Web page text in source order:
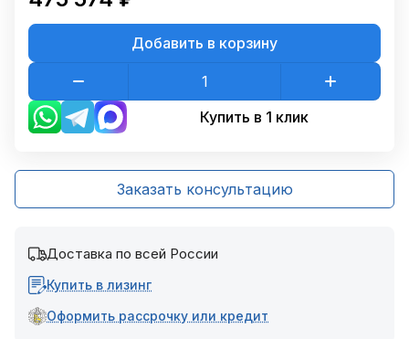
Добавить в корзину
Купить в 1 клик
Заказать консультацию
Доставка по всей России
Купить в лизинг
Оформить рассрочку или кредит